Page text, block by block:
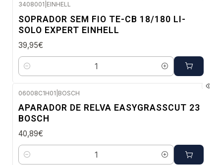
3408001 EINHELL
SOPRADOR SEM FIO TE-CB 18/180 LI-
SOLO EXPERT EINHELL
39,95€
Quantidade
06008C1H01 BOSCH
APARADOR DE RELVA EASYGRASSCUT 23
BOSCH
40,89€
Quantidade